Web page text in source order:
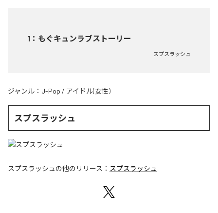
1 ： もぐキュンラブストーリー
スプスラッシュ
ジャンル： J-Pop / アイドル(女性)
スプスラッシュ
スプスラッシュの他のリリース： スプスラッシュ